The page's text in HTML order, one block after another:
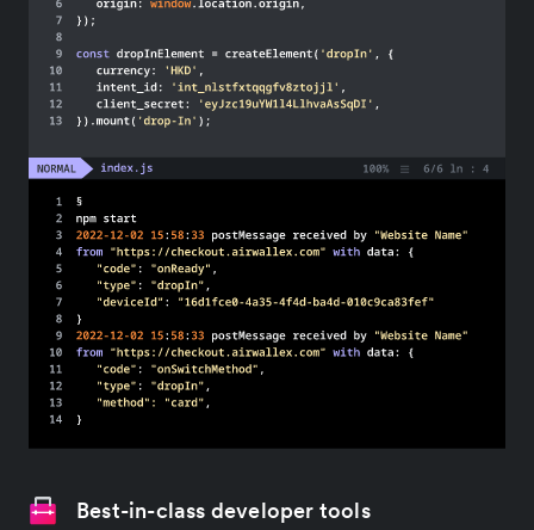
Best-in-class developer tools